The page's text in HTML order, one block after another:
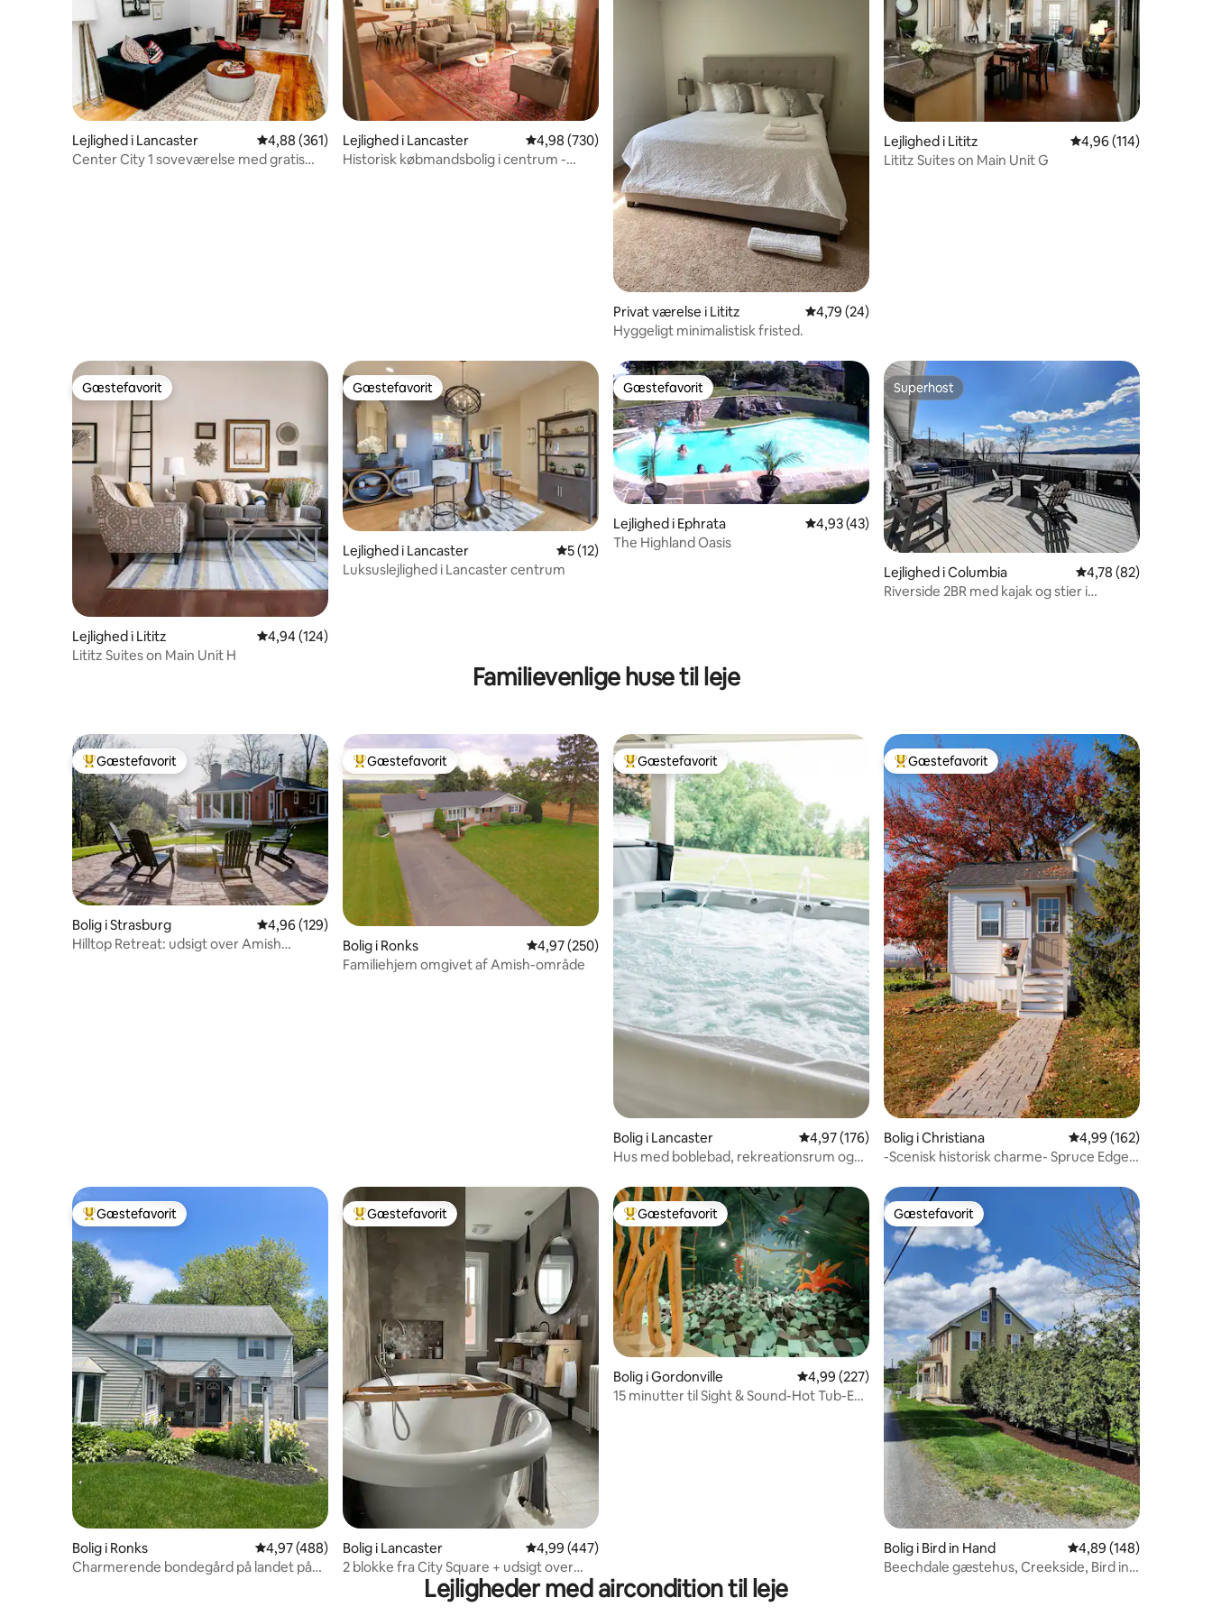
Lejlighed i Lancaster 4,88 ud af 5 i gennemsnitlig bedømmelse, 361 omtaler
4,88 (361)
Center City 1 soveværelse med gratis
Lejlighed i Lancaster 4,98 ud af 5 i gennemsnitlig bedømmelse, 730 omtaler
4,98 (730)
Historisk købmandsbolig i centrum -
Privat værelse i Lititz 4,79 ud af 5 i gennemsnitlig bedømmelse, 24 omtaler
4,79 (24)
Hyggeligt minimalistisk fristed.
Lejlighed i Lititz 4,96 ud af 5 i
4,96 (114)
Lititz Suites on Main Unit G
Gæstefavorit
Gæstefavorit
Lejlighed i Lititz 4,94 ud af 5 i gennemsnitlig bedømmelse, 124 omtaler
4,94 (124)
Lititz Suites on Main Unit H
Gæstefavorit
Gæstefavorit
Lejlighed i Lancaster 5 ud af 5 i gennemsnitlig bedømmelse, 12 omtaler
5 (12)
Luksuslejlighed i Lancaster centrum
Gæstefavorit
Gæstefavorit
Lejlighed i Ephrata 4,93 ud af 5 i gennemsnitlig bedømmelse, 43 omtaler
4,93 (43)
The Highland Oasis
Superhost
Superhost
Lejlighed i Columbia 4,78 ud af 5 i
4,78 (82)
Riverside 2BR med kajak og stier i
Familievenlige huse til leje
Bedste gæstefavorit
Gæstefavorit
Bolig i Strasburg 4,96 ud af 5 i gennemsnitlig bedømmelse, 129 omtaler
4,96 (129)
Hilltop Retreat: udsigt over Amish
Bedste gæstefavorit
Gæstefavorit
Bolig i Ronks 4,97 ud af 5 i gennemsnitlig bedømmelse, 250 omtaler
4,97 (250)
Familiehjem omgivet af Amish-område
Bedste gæstefavorit
Gæstefavorit
Bolig i Lancaster 4,97 ud af 5 i gennemsnitlig bedømmelse, 176 omtaler
4,97 (176)
Hus med boblebad, rekreationsrum og
Bedste gæstefavorit
Gæstefavorit
Bolig i Christiana 4,99 ud af 5 i
4,99 (162)
-Scenisk historisk charme- Spruce Edge
Bedste gæstefavorit
Gæstefavorit
Bolig i Ronks 4,97 ud af 5 i gennemsnitlig bedømmelse, 488 omtaler
4,97 (488)
Charmerende bondegård på landet på
Bedste gæstefavorit
Gæstefavorit
Bolig i Lancaster 4,99 ud af 5 i gennemsnitlig bedømmelse, 447 omtaler
4,99 (447)
2 blokke fra City Square + udsigt over
Bedste gæstefavorit
Gæstefavorit
Bolig i Gordonville 4,99 ud af 5 i gennemsnitlig bedømmelse, 227 omtaler
4,99 (227)
15 minutter til Sight & Sound-Hot Tub-EV-
Gæstefavorit
Gæstefavorit
Bolig i Bird in Hand 4,89 ud af 5 i
4,89 (148)
Beechdale gæstehus, Creekside, Bird in
Lejligheder med aircondition til leje